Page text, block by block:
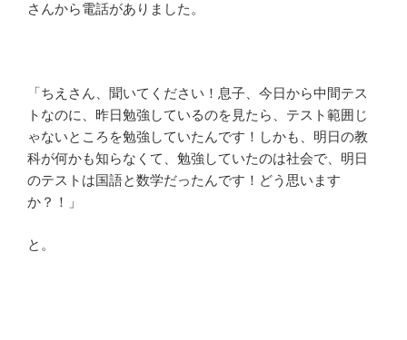
さんから電話がありました。
「ちえさん、聞いてください！息子、今日から中間テス
トなのに、昨日勉強しているのを見たら、テスト範囲じ
ゃないところを勉強していたんです！しかも、明日の教
科が何かも知らなくて、勉強していたのは社会で、明日
のテストは国語と数学だったんです！どう思います
か？！」
と。